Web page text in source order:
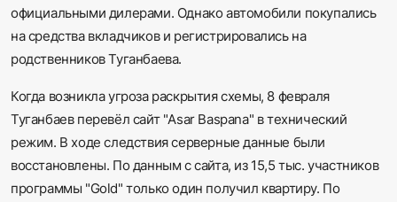
официальными дилерами. Однако автомобили покупались
на средства вкладчиков и регистрировались на
родственников Туганбаева.
Когда возникла угроза раскрытия схемы, 8 февраля
Туганбаев перевёл сайт "Asar Baspana" в технический
режим. В ходе следствия серверные данные были
восстановлены. По данным с сайта, из 15,5 тыс. участников
программы "Gold" только один получил квартиру. По